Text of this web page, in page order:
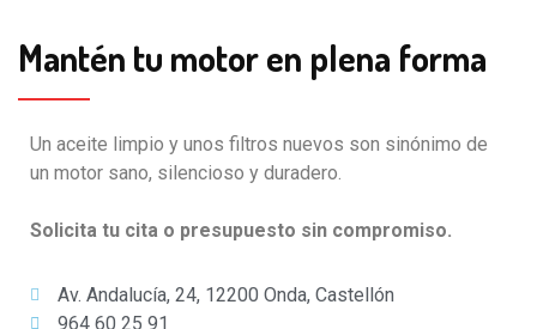
Mantén tu motor en plena forma
Un aceite limpio y unos filtros nuevos son sinónimo de
un motor sano, silencioso y duradero.
Solicita tu cita o presupuesto sin compromiso.
Av. Andalucía, 24, 12200 Onda, Castellón
964 60 25 91